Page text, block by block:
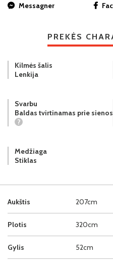
Messagner
PREKĖS
Aukštis 207cm
Plotis 320cm
Gylis 52cm
Kilmės šalis
Lenkija
Svarbu
Baldas tvirtinamas prie sienos
?
Medžiaga
Stiklas